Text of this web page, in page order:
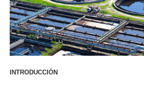
INTRODUCCIÓN